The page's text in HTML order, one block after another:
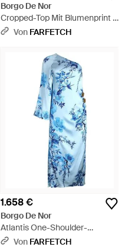
Borgo De Nor
Cropped-Top Mit Blumenprint -
WeißVon FARFETCH
1.658 €
Borgo De Nor
Atlantis One-Shoulder-
Midikleid - Blau
Von FARFETCH